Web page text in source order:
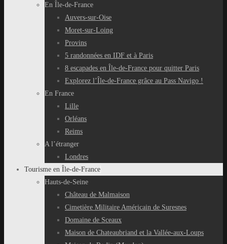
En Île-de-France
Auvers-sur-Oise
Moret-sur-Loing
Provins
5 randonnées en IDF et à Paris
8 escapades en Île-de-France pour quitter Paris
Explorez l’Île-de-France grâce au Pass Navigo !
En France
Lille
Orléans
Reims
A l’étranger
Londres
Tourisme en Île-de-France
Hauts-de-Seine
Château de Malmaison
Cimetière Militaire Américain de Suresnes
Domaine de Sceaux
Maison de Chateaubriand et la Vallée-aux-Loups